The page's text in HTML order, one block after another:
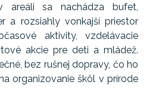
areáli sa nachádza bufet,
a rozsiahly vonkajší priestor
aktivity, vzdelávacie
akcie pre deti a mládež.
bez rušnej dopravy, čo ho
organizovanie škôl v prírode